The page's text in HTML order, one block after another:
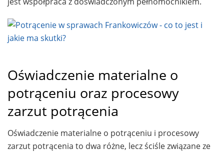
Oświadczenie materialne o
potrąceniu oraz procesowy
zarzut potrącenia
Oświadczenie materialne o potrąceniu i procesowy
zarzut potrącenia to dwa różne, lecz ściśle związane ze